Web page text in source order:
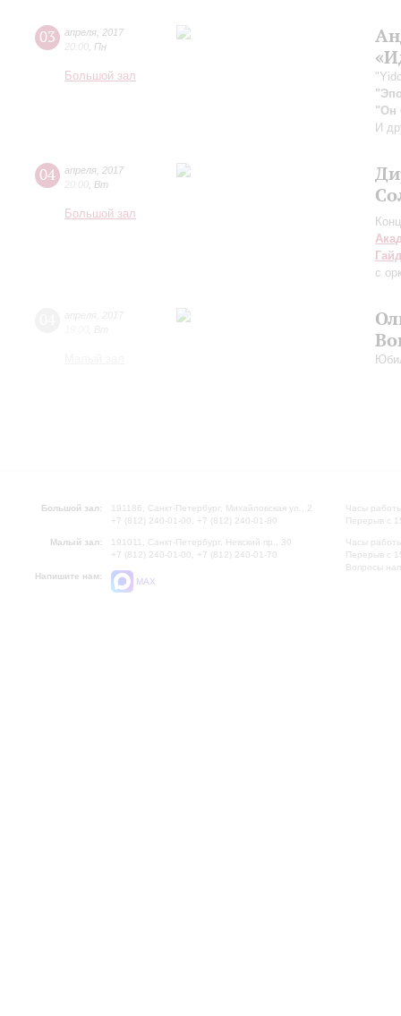
03 апреля 2017
20:00 Пн
Большой зал
"Он
И
04 апреля 2017
20:00 Вт
Большой зал
с
Большой зал:
191186, Санкт-Петербург, Михайловская ул., 2
+7 (812) 240-01-00, +7 (812) 240-01-80
Малый зал:
191011, Санкт-Петербург, Невский пр., 30
+7 (812) 240-01-00, +7 (812) 240-01-70
Напишите нам:
MAX
Часы
Перерыв с
Часы
Перерыв с
Вопросы